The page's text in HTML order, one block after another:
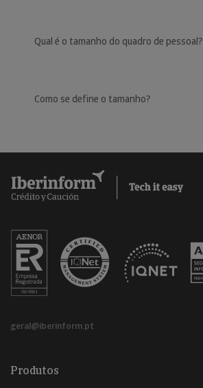
Qual é o tamanho do quadro de pessoal?
Como se define o tamanho?
geral@iberinform.pt
Produtos